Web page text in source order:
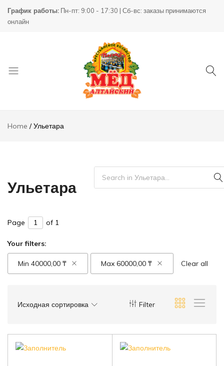
График работы: Пн-пт: 9:00 - 17:30 | Сб-вс: заказы принимаются
онлайн
Home
Ульетара
Ульетара
Page of 1
Your filters:
Min 40000,00 ₸ Max 60000,00 ₸ Clear all
Filter
Исходная сортировка